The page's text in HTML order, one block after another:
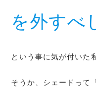
を外すべ
という事に気が付いた
そうか、シェードって